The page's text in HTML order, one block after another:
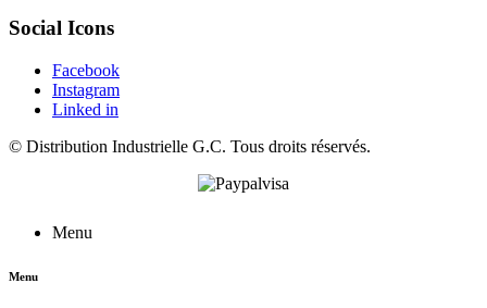
Social Icons
Facebook
Instagram
Linked in
© Distribution Industrielle G.C. Tous droits réservés.
Menu
Menu